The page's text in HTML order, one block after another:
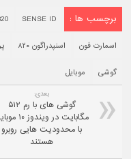
برچسب ها : SENSE ID
اسمارت فون اسنپدراگون ۸۲۰
گوشی موبایل
بعدی:
گوشی های با رم ۵۱۲
مگابایت در ویندوز
با محدودیت هایی روبرو
هستند